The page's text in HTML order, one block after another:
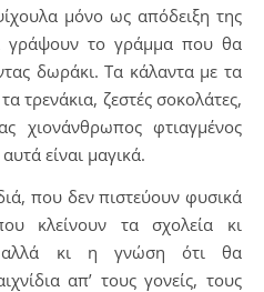
μόνο ως απόδειξη της
γράψουν το γράμμα που θα
δωράκι. Τα κάλαντα με τα
τρενάκια, ζεστές σοκολάτες,
χιονάνθρωπος φτιαγμένος
είναι μαγικά.
που δεν πιστεύουν φυσικά
κλείνουν τα σχολεία κι
αλλά κι η γνώση ότι θα
απ’ τους γονείς, τους